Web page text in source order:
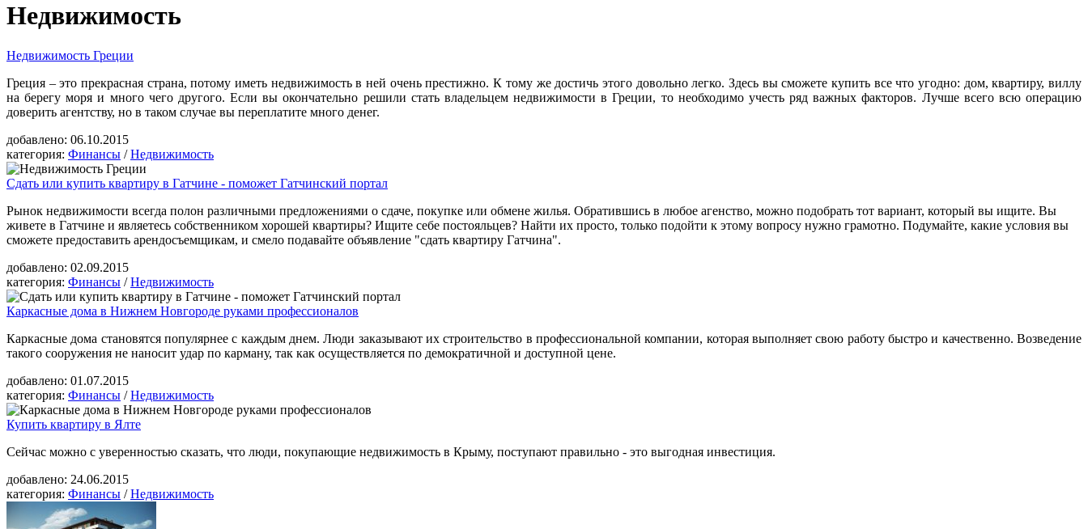
Недвижимость
Недвижимость Греции
Греция – это прекрасная страна, потому иметь недвижимость в ней очень престижно. К тому же достичь этого довольно легко. Здесь вы сможете купить все что угодно: дом, квартиру, виллу
на берегу моря и много чего другого. Если вы окончательно решили стать владельцем недвижимости в Греции, то необходимо учесть ряд важных факторов. Лучше всего всю операцию
доверить агентству, но в таком случае вы переплатите много денег.
добавлено: 06.10.2015
категория: Финансы /Недвижимость
Сдать или купить квартиру в Гатчине - поможет Гатчинский портал
Рынок недвижимости всегда полон различными предложениями о сдаче, покупке или обмене жилья. Обратившись в любое агенство, можно подобрать тот вариант, который вы ищите. Вы
живете в Гатчине и являетесь собственником хорошей квартиры? Ищите себе постояльцев? Найти их просто, только подойти к этому вопросу нужно грамотно. Подумайте, какие условия вы
сможете предоставить арендосъемщикам, и смело подавайте объявление "сдать квартиру Гатчина".
добавлено: 02.09.2015
категория: Финансы /Недвижимость
Каркасные дома в Нижнем Новгороде руками профессионалов
Каркасные дома становятся популярнее с каждым днем. Люди заказывают их строительство в профессиональной компании, которая выполняет свою работу быстро и качественно. Возведение
такого сооружения не наносит удар по карману, так как осуществляется по демократичной и доступной цене.
добавлено: 01.07.2015
категория: Финансы /Недвижимость
Купить квартиру в Ялте
Сейчас можно с уверенностью сказать, что люди, покупающие недвижимость в Крыму, поступают правильно - это выгодная инвестиция.
добавлено: 24.06.2015
категория: Финансы /Недвижимость